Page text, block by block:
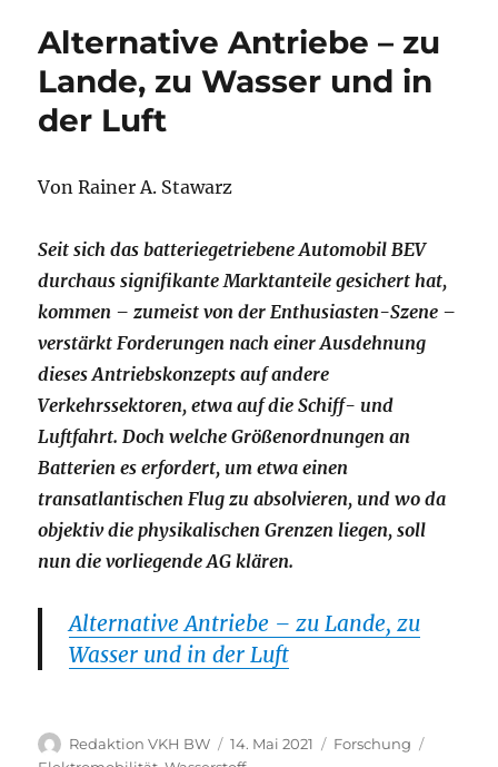
Alternative Antriebe – zu
Lande, zu Wasser und in
der Luft
Von Rainer A. Stawarz
Seit sich das batteriegetriebene Automobil BEV
durchaus signifikante Marktanteile gesichert hat,
kommen – zumeist von der Enthusiasten-Szene –
verstärkt Forderungen nach einer Ausdehnung
dieses Antriebskonzepts auf andere
Verkehrssektoren, etwa auf die Schiff- und
Luftfahrt. Doch welche Größenordnungen an
Batterien es erfordert, um etwa einen
transatlantischen Flug zu absolvieren, und wo da
objektiv die physikalischen Grenzen liegen, soll
nun die vorliegende AG klären.
Alternative Antriebe – zu Lande, zu
Wasser und in der Luft
Autor
Redaktion VKH BW
Veröffentlicht
14. Mai 2021 Kategorien
Forschung